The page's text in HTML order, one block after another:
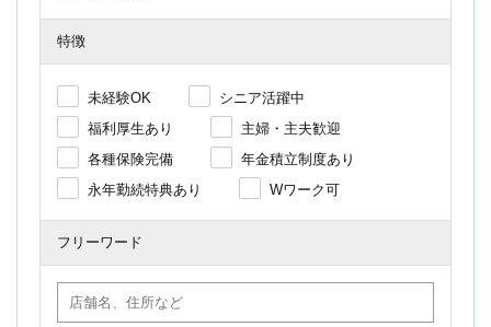
特徴
未経験OK
シニア活躍中
福利厚生あり
主婦・主夫歓迎
各種保険完備
年金積立制度あり
永年勤続特典あり
Wワーク可
フリーワード